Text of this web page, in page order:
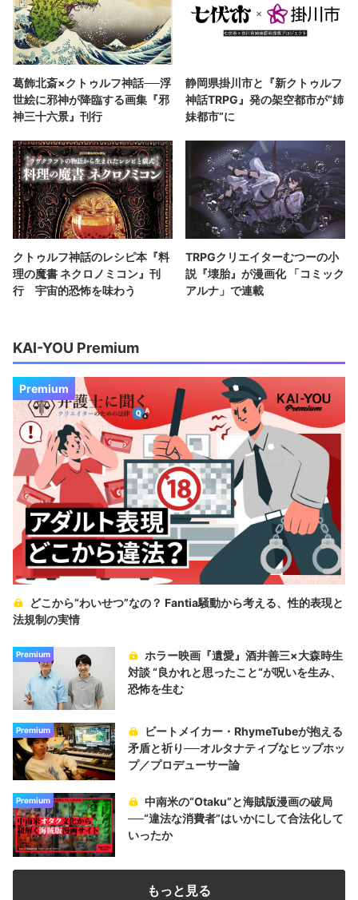
葛飾北斎×クトゥルフ神話──浮
世絵に邪神が降臨する画集『邪
神三十六景』刊行
静岡県掛川市と『新クトゥルフ
神話TRPG』発の架空都市が“姉
妹都市”に
クトゥルフ神話のレシピ本『料
理の魔書 ネクロノミコン』刊
行 宇宙的恐怖を味わう
TRPGクリエイターむつーの小
説『壊胎』が漫画化 「コミック
アルナ」で連載
KAI-YOU Premium
Premium
どこから“わいせつ”なの？ Fantia騒動から考える、性的表現と
法規制の実情
Premium
ホラー映画『遺愛』酒井善三×大森時生
対談 “良かれと思ったこと“が呪いを生み、
恐怖を生む
Premium
ビートメイカー・RhymeTubeが抱える
矛盾と祈り──オルタナティブなヒップホッ
プ／プロデューサー論
Premium
中南米の“Otaku”と海賊版漫画の破局
──“違法な消費者”はいかにして合法化して
いったか
もっと見る